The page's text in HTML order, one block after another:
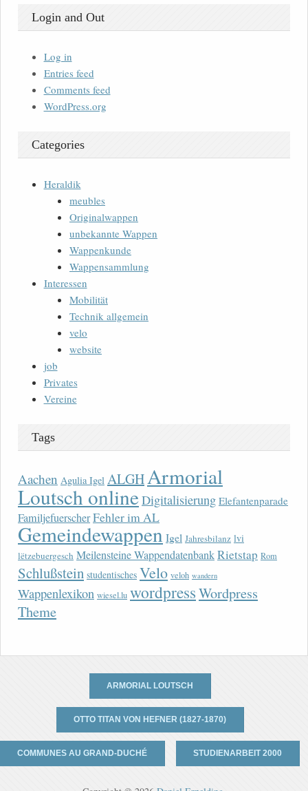
Login and Out
Log in
Entries feed
Comments feed
WordPress.org
Categories
Heraldik
meubles
Originalwappen
unbekannte Wappen
Wappenkunde
Wappensammlung
Interessen
Mobilität
Technik allgemein
velo
website
job
Privates
Vereine
Tags
Aachen Agulia Igel ALGHArmorial
Loutsch onlineDigitalisierung Elefantenparade
FamiljefuerscherFehler im AL
Gemeindewappen Igel Jahresbilanz lvi
lëtzebuergesch Meilensteine WappendatenbankRietstap Rom
Schlußstein studentisches Velo veloh wandern
Wappenlexikon wiesel.lu wordpressWordpress
Theme
ARMORIAL LOUTSCH
OTTO TITAN VON HEFNER (1827-1870)
COMMUNES AU GRAND-DUCHÉ STUDIENARBEIT 2000